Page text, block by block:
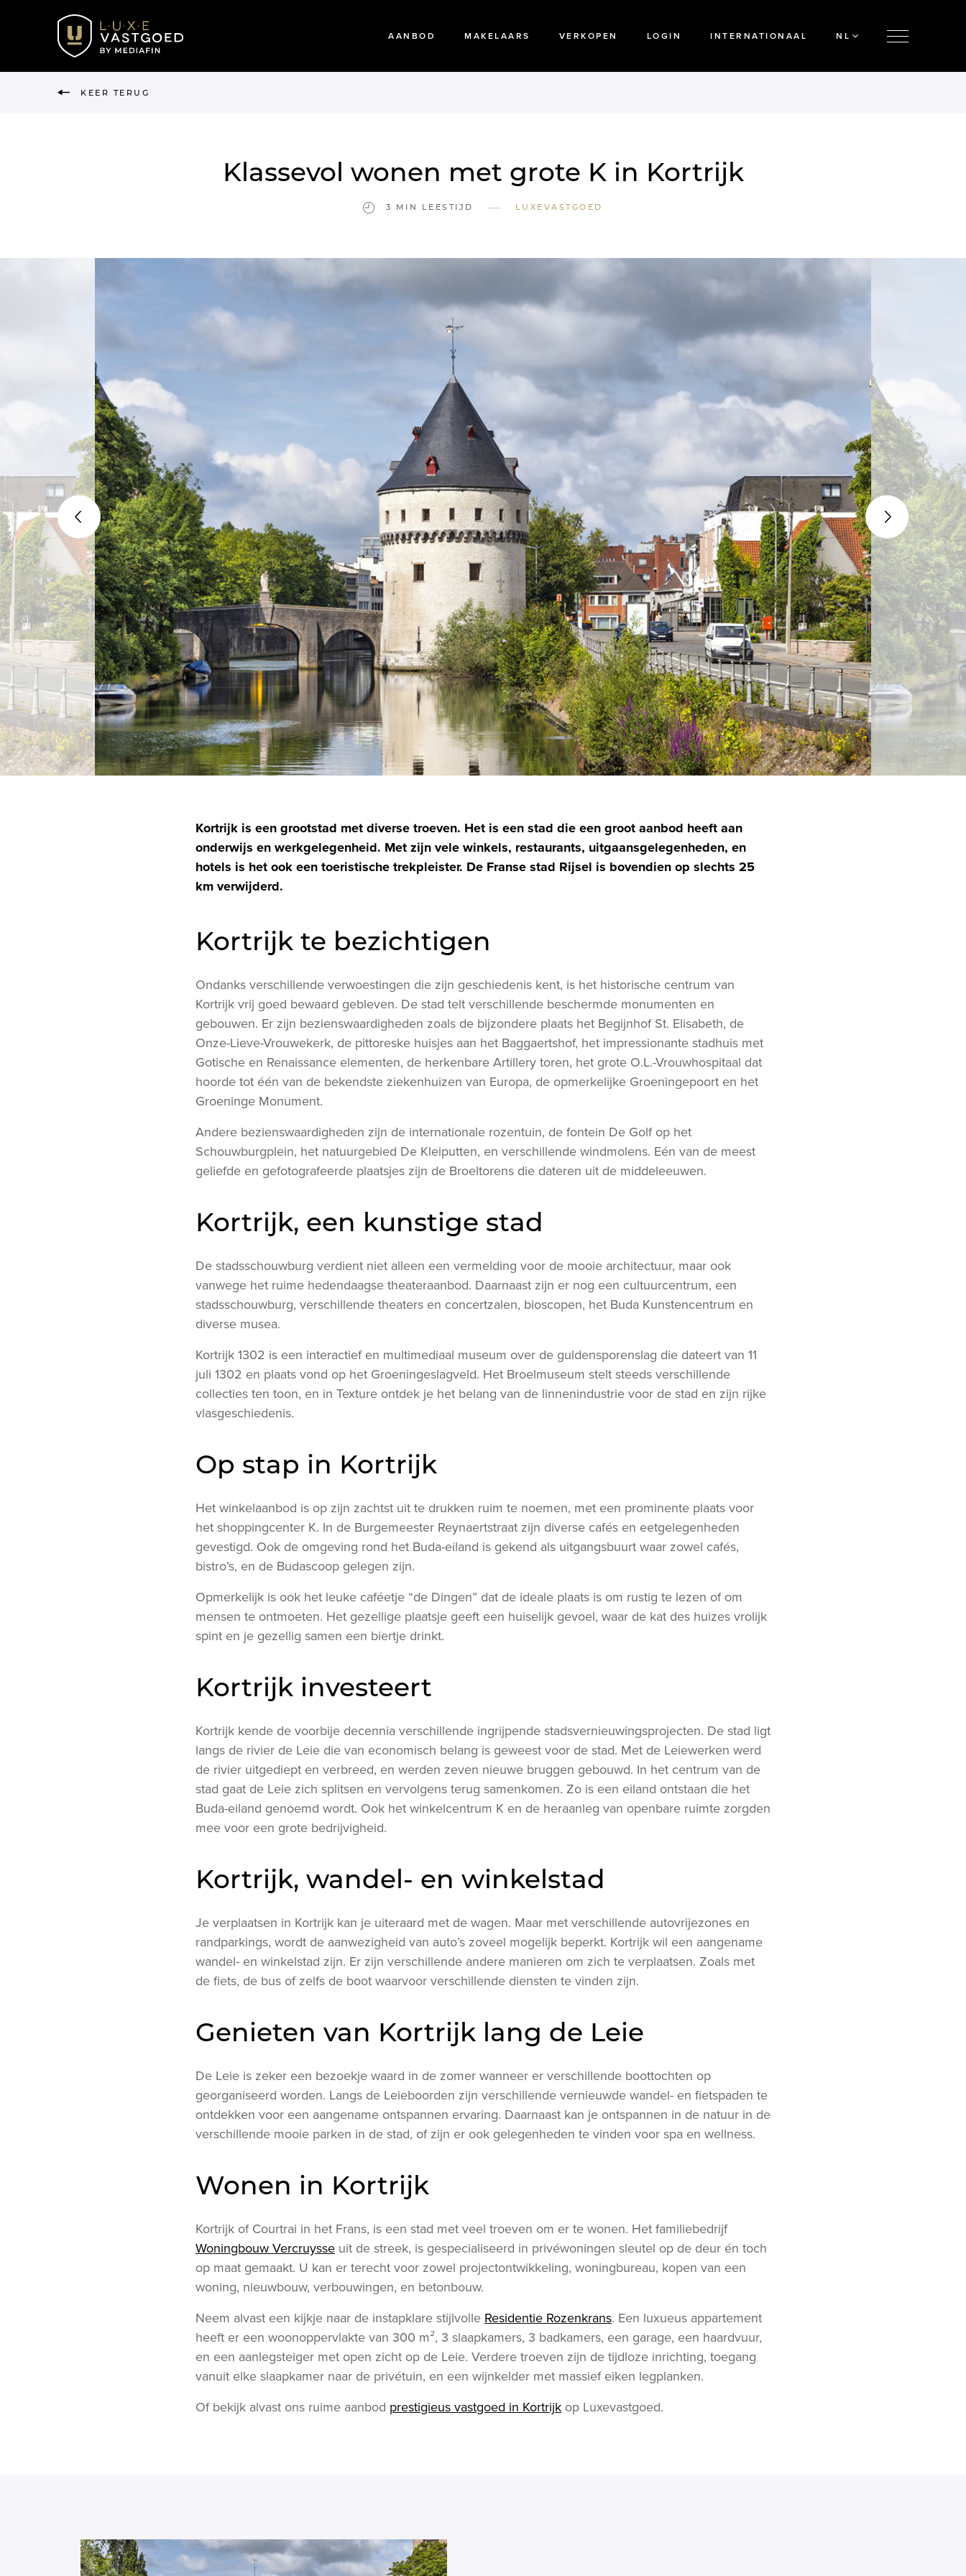
AANBOD MAKELAARS VERKOPEN LOGIN INTERNATIONAAL NL
KEER TERUG
Klassevol wonen met grote K in Kortrijk
3 MIN LEESTIJD — LUXEVASTGOED
Kortrijk is een grootstad met diverse troeven. Het is een stad die een groot aanbod heeft aan
onderwijs en werkgelegenheid. Met zijn vele winkels, restaurants, uitgaansgelegenheden, en
hotels is het ook een toeristische trekpleister. De Franse stad Rijsel is bovendien op slechts 25
km verwijderd.
Kortrijk te bezichtigen
Ondanks verschillende verwoestingen die zijn geschiedenis kent, is het historische centrum van
Kortrijk vrij goed bewaard gebleven. De stad telt verschillende beschermde monumenten en
gebouwen. Er zijn bezienswaardigheden zoals de bijzondere plaats het Begijnhof St. Elisabeth, de
Onze-Lieve-Vrouwekerk, de pittoreske huisjes aan het Baggaertshof, het impressionante stadhuis met
Gotische en Renaissance elementen, de herkenbare Artillery toren, het grote O.L.-Vrouwhospitaal dat
hoorde tot één van de bekendste ziekenhuizen van Europa, de opmerkelijke Groeningepoort en het
Groeninge Monument.
Andere bezienswaardigheden zijn de internationale rozentuin, de fontein De Golf op het
Schouwburgplein, het natuurgebied De Kleiputten, en verschillende windmolens. Eén van de meest
geliefde en gefotografeerde plaatsjes zijn de Broeltorens die dateren uit de middeleeuwen.
Kortrijk, een kunstige stad
De stadsschouwburg verdient niet alleen een vermelding voor de mooie architectuur, maar ook
vanwege het ruime hedendaagse theateraanbod. Daarnaast zijn er nog een cultuurcentrum, een
stadsschouwburg, verschillende theaters en concertzalen, bioscopen, het Buda Kunstencentrum en
diverse musea.
Kortrijk 1302 is een interactief en multimediaal museum over de guldensporenslag die dateert van 11
juli 1302 en plaats vond op het Groeningeslagveld. Het Broelmuseum stelt steeds verschillende
collecties ten toon, en in Texture ontdek je het belang van de linnenindustrie voor de stad en zijn rijke
vlasgeschiedenis.
Op stap in Kortrijk
Het winkelaanbod is op zijn zachtst uit te drukken ruim te noemen, met een prominente plaats voor
het shoppingcenter K. In de Burgemeester Reynaertstraat zijn diverse cafés en eetgelegenheden
gevestigd. Ook de omgeving rond het Buda-eiland is gekend als uitgangsbuurt waar zowel cafés,
bistro’s, en de Budascoop gelegen zijn.
Opmerkelijk is ook het leuke caféetje “de Dingen” dat de ideale plaats is om rustig te lezen of om
mensen te ontmoeten. Het gezellige plaatsje geeft een huiselijk gevoel, waar de kat des huizes vrolijk
spint en je gezellig samen een biertje drinkt.
Kortrijk investeert
Kortrijk kende de voorbije decennia verschillende ingrijpende stadsvernieuwingsprojecten. De stad ligt
langs de rivier de Leie die van economisch belang is geweest voor de stad. Met de Leiewerken werd
de rivier uitgediept en verbreed, en werden zeven nieuwe bruggen gebouwd. In het centrum van de
stad gaat de Leie zich splitsen en vervolgens terug samenkomen. Zo is een eiland ontstaan die het
Buda-eiland genoemd wordt. Ook het winkelcentrum K en de heraanleg van openbare ruimte zorgden
mee voor een grote bedrijvigheid.
Kortrijk, wandel- en winkelstad
Je verplaatsen in Kortrijk kan je uiteraard met de wagen. Maar met verschillende autovrijezones en
randparkings, wordt de aanwezigheid van auto’s zoveel mogelijk beperkt. Kortrijk wil een aangename
wandel- en winkelstad zijn. Er zijn verschillende andere manieren om zich te verplaatsen. Zoals met
de fiets, de bus of zelfs de boot waarvoor verschillende diensten te vinden zijn.
Genieten van Kortrijk lang de Leie
De Leie is zeker een bezoekje waard in de zomer wanneer er verschillende boottochten op
georganiseerd worden. Langs de Leieboorden zijn verschillende vernieuwde wandel- en fietspaden te
ontdekken voor een aangename ontspannen ervaring. Daarnaast kan je ontspannen in de natuur in de
verschillende mooie parken in de stad, of zijn er ook gelegenheden te vinden voor spa en wellness.
Wonen in Kortrijk
Kortrijk of Courtrai in het Frans, is een stad met veel troeven om er te wonen. Het familiebedrijf
Woningbouw Vercruysse uit de streek, is gespecialiseerd in privéwoningen sleutel op de deur én toch
op maat gemaakt. U kan er terecht voor zowel projectontwikkeling, woningbureau, kopen van een
woning, nieuwbouw, verbouwingen, en betonbouw.
Neem alvast een kijkje naar de instapklare stijlvolle Residentie Rozenkrans. Een luxueus appartement
heeft er een woonoppervlakte van 300 m², 3 slaapkamers, 3 badkamers, een garage, een haardvuur,
en een aanlegsteiger met open zicht op de Leie. Verdere troeven zijn de tijdloze inrichting, toegang
vanuit elke slaapkamer naar de privétuin, en een wijnkelder met massief eiken legplanken.
Of bekijk alvast ons ruime aanbod prestigieus vastgoed in Kortrijk op Luxevastgoed.